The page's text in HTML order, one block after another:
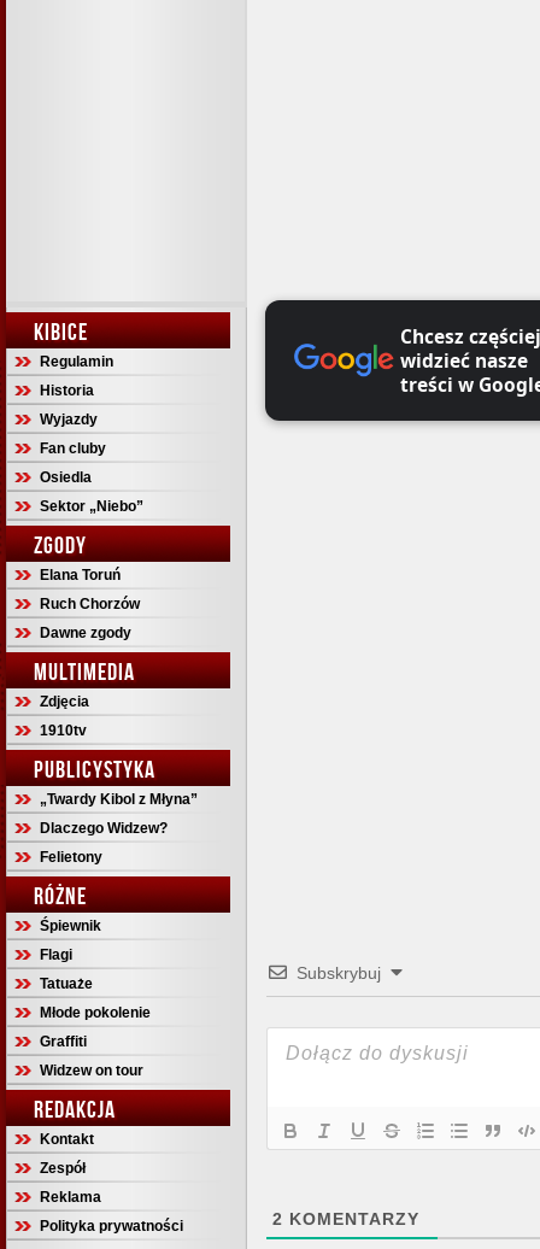
KIBICE
Regulamin
Historia
Wyjazdy
Fan cluby
Osiedla
Sektor „Niebo”
ZGODY
Elana Toruń
Ruch Chorzów
Dawne zgody
MULTIMEDIA
Zdjęcia
1910tv
PUBLICYSTYKA
„Twardy Kibol z Młyna”
Dlaczego Widzew?
Felietony
RÓŻNE
Śpiewnik
Flagi
Tatuaże
Młode pokolenie
Graffiti
Widzew on tour
REDAKCJA
Kontakt
Zespół
Reklama
Polityka prywatności
Chcesz częściej
widzieć nasze
treści w
Subskrybuj
2 KOMENTARZY